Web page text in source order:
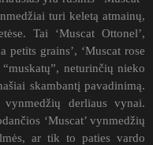
turi keletą atmainų,
Tai ‘Muscat Ottonel’,
petits grains’, ‘Muscat rose
neturinčių nieko
skambantį pavadinimą.
vynmedžių derliaus vynai.
‘Muscat’ vynmedžių
ar tik to paties vardo